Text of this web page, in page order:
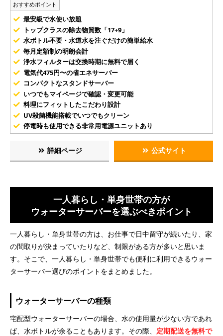
おすすめポイント
最安級で水使い放題
トップクラスの除去物質数「17+9」
水ボトル不要・水道水を注ぐだけの簡単給水
毎月定額制の明朗会計
浄水フィルターは交換時期に無料で届く
電気代475円〜の省エネサーバー
コンパクトなスタンドサーバー
いつでもマイページで確認・変更可能
料理にフィットしたこだわり設計
UV殺菌機能搭載でいつでもクリーン
停電時も使用できる非常用電源ユニットあり
詳細ページ 公式サイト
一人暮らし・単身世帯の方が
ウォーターサーバーを選ぶべきポイント
一人暮らし・単身世帯の方は、お仕事で日中留守が続いたり、家
の間取りが決まっていたりなど、制限がある方が多いと思いま
す。そこで、一人暮らし・単身世帯でも便利に利用できるウォー
ターサーバー選びのポイントをまとめました。
ウォーターサーバーの種類
宅配型ウォーターサーバーの場合、水の使用量が少ない方であれ
ば、水ボトルが余ることもあります。その際、 定期配送を無料で